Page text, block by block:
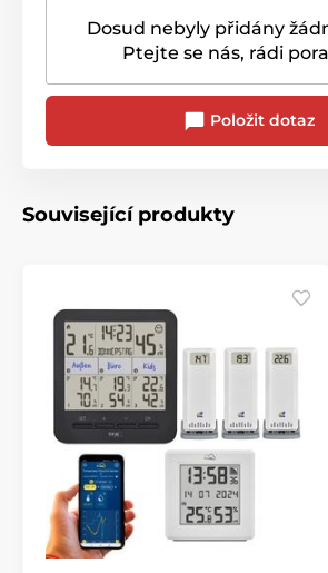
Dosud nebyly přidány
Ptejte se nás, rádi
Položit dotaz
Související produkty